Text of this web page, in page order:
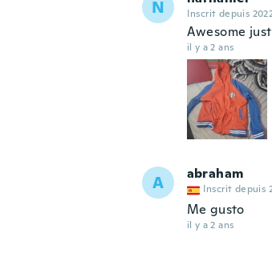
N Inscrit depuis
Awesome
il y a 2 ans
A abraham
Inscrit depuis
Me gusto
il y a 2 ans